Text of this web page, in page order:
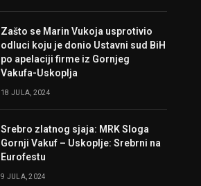
Zašto se Marin Vukoja usprotivio
odluci koju je donio Ustavni sud BiH
po apelaciji firme iz Gornjeg
Vakufa-Uskoplja
18 JULA, 2024
Srebro zlatnog sjaja: MRK Sloga
Gornji Vakuf – Uskoplje: Srebrni na
Eurofestu
9 JULA, 2024